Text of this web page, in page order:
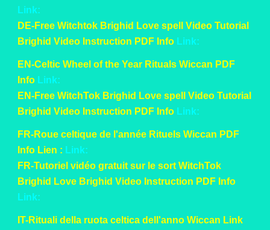
Link:
DE-Free Witchtok Brighid Love spell Video Tutorial
Brighid Video Instruction PDF Info Link:
EN-Celtic Wheel of the Year Rituals Wiccan PDF
Info Link:
EN-Free WitchTok Brighid Love spell Video Tutorial
Brighid Video Instruction PDF Info Link:
FR-Roue celtique de l'année Rituels Wiccan PDF
Info Lien : Link:
FR-Tutoriel vidéo gratuit sur le sort WitchTok
Brighid Love Brighid Video Instruction PDF Info
Link:
IT-Rituali della ruota celtica dell'anno Wiccan Link